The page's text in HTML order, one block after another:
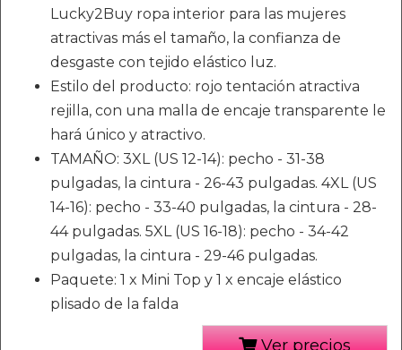
Lucky2Buy ropa interior para las mujeres
atractivas más el tamaño, la confianza de
desgaste con tejido elástico luz.
Estilo del producto: rojo tentación atractiva
rejilla, con una malla de encaje transparente le
hará único y atractivo.
TAMAÑO: 3XL (US 12-14): pecho - 31-38
pulgadas, la cintura - 26-43 pulgadas. 4XL (US
14-16): pecho - 33-40 pulgadas, la cintura - 28-
44 pulgadas. 5XL (US 16-18): pecho - 34-42
pulgadas, la cintura - 29-46 pulgadas.
Paquete: 1 x Mini Top y 1 x encaje elástico
plisado de la falda
Ver precios